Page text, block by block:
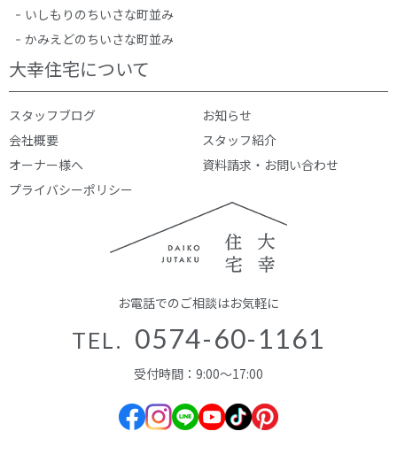
お電話でのご相談はお気軽に
TEL. 0574-60-1161
受付時間：9:00～17:00
いしもりのちいさな町並み
かみえどのちいさな町並み
大幸住宅について
スタッフブログ
お知らせ
会社概要
スタッフ紹介
オーナー様へ
資料請求・お問い合わせ
プライバシーポリシー